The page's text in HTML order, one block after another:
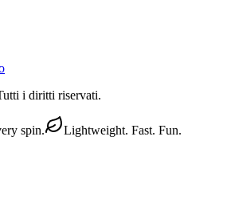
i diritti riservati.
spin. Lightweight. Fast. Fun.